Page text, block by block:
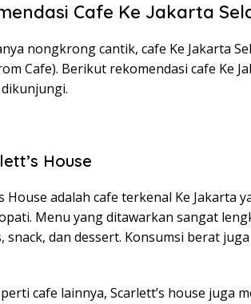
Cafe Ke Jakarta
nongkrong cantik, cafe Ke Jakarta
Cafe). Berikut rekomendasi cafe Ke
House
House adalah cafe terkenal Ke Jakarta
Menu yang ditawarkan sangat
snack, dan dessert. Konsumsi berat
cafe lainnya, Scarlett’s house juga